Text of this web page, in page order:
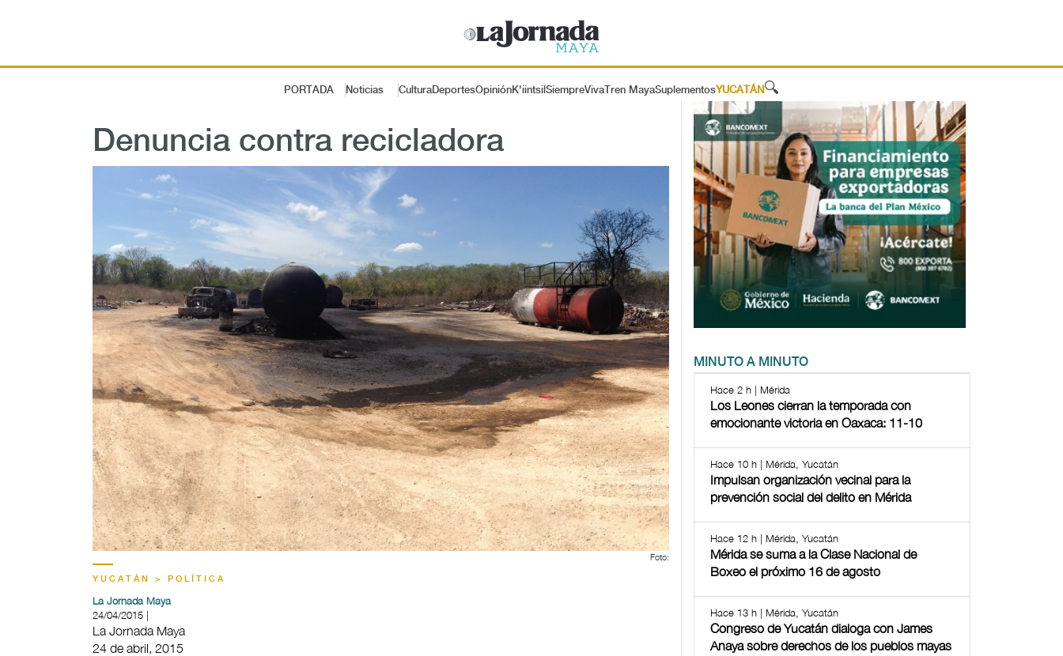
PORTADA Noticias CulturaDeportesOpiniónK'iintsil SiempreViva Tren MayaSuplementosYUCATÁN 🔍
Denuncia contra recicladora
Foto:
YUCATÁN > POLÍTICA
La Jornada Maya
24/04/2015 |
La Jornada Maya
24 de abril, 2015
MINUTO A MINUTO
Hace 2 h | Mérida
Los Leones cierran la temporada con
emocionante victoria en Oaxaca: 11-10
Hace 10 h | Mérida, Yucatán
Impulsan organización vecinal para la
prevención social del delito en Mérida
Hace 12 h | Mérida, Yucatán
Mérida se suma a la Clase Nacional de
Boxeo el próximo 16 de agosto
Hace 13 h | Mérida, Yucatán
Congreso de Yucatán dialoga con James
Anaya sobre derechos de los pueblos mayas